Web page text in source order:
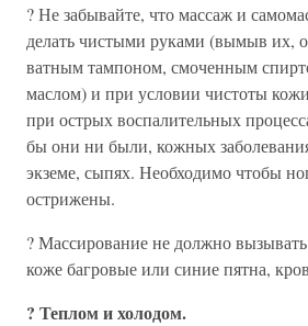
? Не забывайте, что массаж и
делать чистыми руками (вымыв их,
ватным тампоном, смоченным
маслом) и при условии чистоты
при острых воспалительных
бы они ни были, кожных
экземе, сыпях. Необходимо чтобы
острижены.
? Массирование не должно вызывать
коже багровые или синие пятна,
? Теплом и холодом.